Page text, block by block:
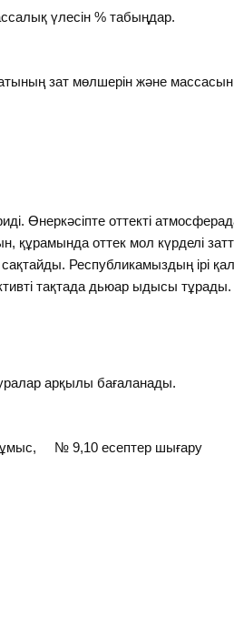
үлесін % табыңдар.
зат мөлшерін және
Өнеркәсіпте оттекті
құрамында оттек мол күрделі
сақтайды. Республикамыздың ірі
тақтада дьюар ыдысы
арқылы бағаланады.
№ 9,10 есептер шығару